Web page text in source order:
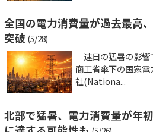
全国の電力消費量が過去最高
突破 (5/28)
連日の猛暑の影響
商工省傘下の国家
社(Nationa...
北部で猛暑、電力消費量が年